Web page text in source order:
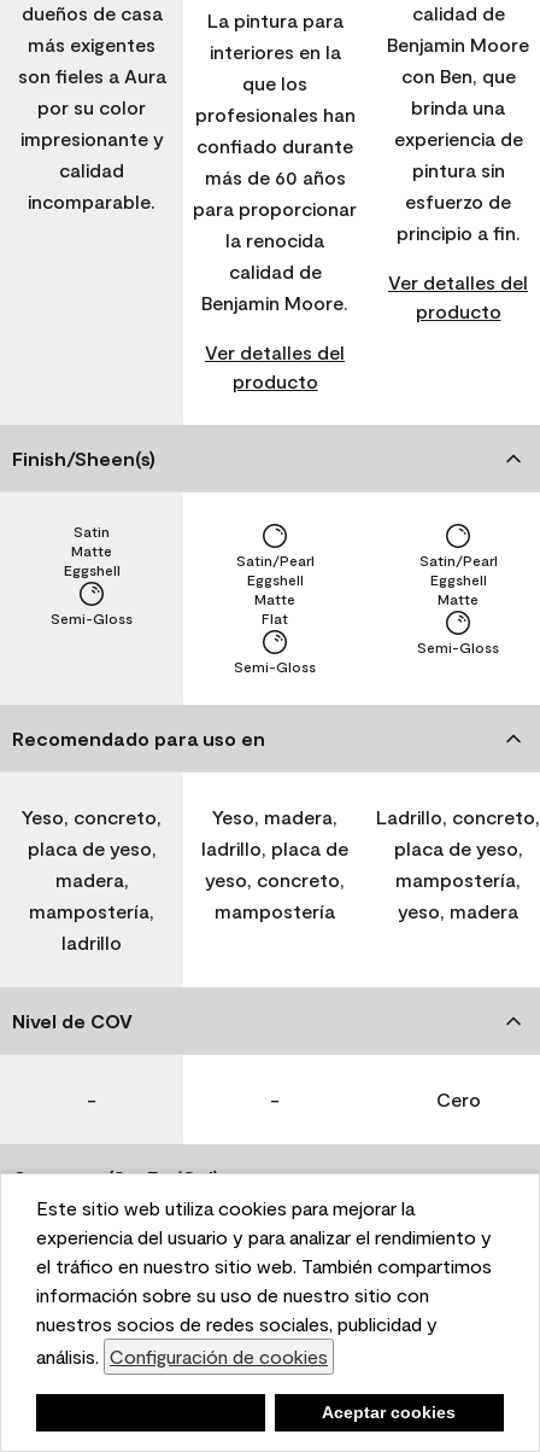
This website uses cookies to enhance user experience
and to analyze performance and traffic on our website.
We also share information about your use of our site
with our social media, advertising, and analytics
partners. Cookie Settings
Accept Cookies
Este sitio web utiliza cookies para mejorar la
experiencia del usuario y para analizar el rendimiento y
el tráfico en nuestro sitio web. También compartimos
información sobre su uso de nuestro sitio con
nuestros socios de redes sociales, publicidad y
análisis. Configuración de cookies
Aceptar cookies
dueños de casa
más exigentes
son fieles a Aura
por su color
impresionante y
calidad
incomparable.
La pintura para
interiores en la
que los
profesionales han
confiado durante
más de 60 años
para proporcionar
la renocida
calidad de
Benjamin Moore.
Ver detalles del
producto
calidad de
Benjamin Moore
con Ben, que
brinda una
experiencia de
pintura sin
esfuerzo de
principio a fin.
Ver detalles del
producto
Finish/Sheen(s)
Semi-Gloss
Eggshell
Matte
Satin
Semi-Gloss
Flat
Matte
Eggshell
Satin/Pearl
Semi-Gloss
Matte
Eggshell
Satin/Pearl
Recomendado para uso en
Yeso, concreto,
placa de yeso,
madera,
mampostería,
ladrillo
Yeso, madera,
ladrillo, placa de
yeso, concreto,
mampostería
Ladrillo, concreto,
placa de yeso,
mampostería,
yeso, madera
Nivel de COV
- - Cero
Coverage (Sq. Ft./Gal)
350-400 400-450 400-450
Tiempo de secado
1 hora